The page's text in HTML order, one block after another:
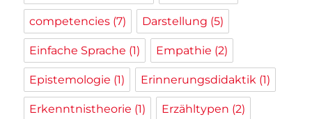
competencies (7) Darstellung (5)
Einfache Sprache (1) Empathie (2)
Epistemologie (1) Erinnerungsdidaktik (1)
Erkenntnistheorie (1) Erzähltypen (2)